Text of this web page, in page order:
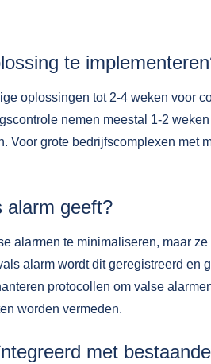
te
oplossingen tot 2-4 weken voor
nemen meestal 1-2 weken
Voor grote bedrijfscomplexen met
alarm geeft?
alarmen te minimaliseren, maar
alarm wordt dit geregistreerd en
protocollen om valse
worden vermeden.
met